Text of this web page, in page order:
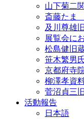
山下菊二
斎藤たま
及川尊雄
展覧会に
松島健旧
笹木繁男
京都府寺
柳澤孝資
菅沼貞三
活動報告
日本語